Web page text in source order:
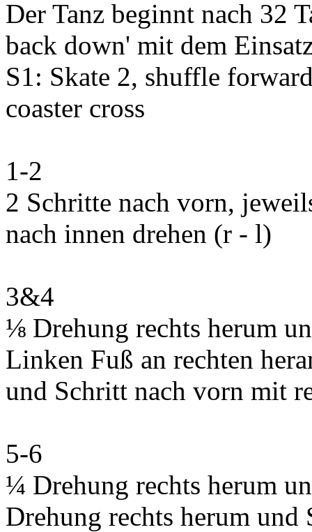
Der Tanz beginnt nach 32
back down' mit dem
S1: Skate 2, shuffle
coaster cross
1-2
2 Schritte nach vorn,
nach innen drehen (r - l)
3&4
⅛ Drehung rechts herum
Linken Fuß an rechten
und Schritt nach vorn mit
5-6
¼ Drehung rechts herum
Drehung rechts herum